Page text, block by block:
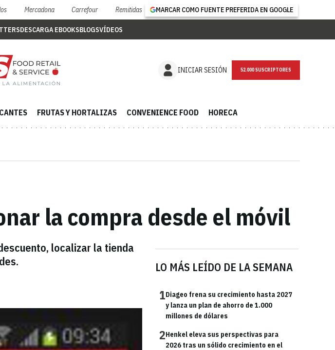
Mercadona Carrefour Remitidas MARCAR COMO FUENTE PREFERIDA EN GOOGLE
DESCARGA EBOOKSBLOGSVÍDEOS
INICIAR SESIÓN NEWSLETTER
FRUTAS Y HORTALIZAS CONVENIENCE FOOD HORECA
la compra desde el móvil
localizar la tienda
LO MÁS LEÍDO DE LA SEMANA
1Diageo frena su crecimiento hasta 2027
y lanza un plan de ahorro de 1.000
millones de dólares
2Henkel eleva sus perspectivas para
2026 tras un sólido crecimiento en el